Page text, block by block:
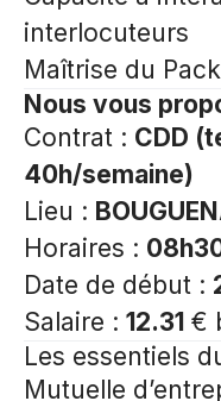
interlocuteurs
Maîtrise du
Nous vous
Contrat : CDD
40h/semaine)
Lieu :
Horaires :
Date de début :
Salaire : 12.31 €
Les essentiels
Mutuelle